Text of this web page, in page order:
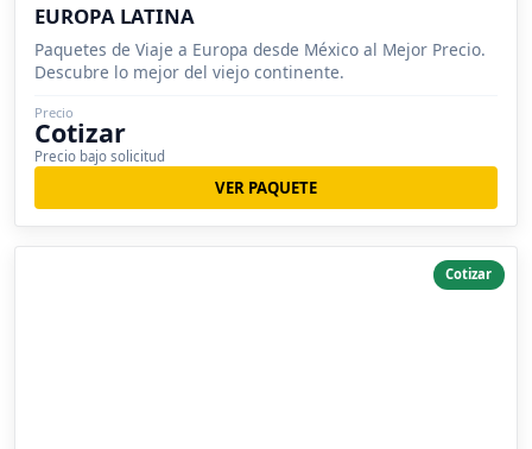
EUROPA LATINA
Paquetes de Viaje a Europa desde México al Mejor Precio.
Descubre lo mejor del viejo continente.
Precio
Cotizar
Precio bajo solicitud
VER PAQUETE
Cotizar